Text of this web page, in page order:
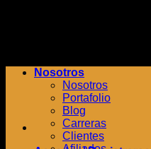
Nosotros
Nosotros
Portafolio
Blog
Carreras
Clientes